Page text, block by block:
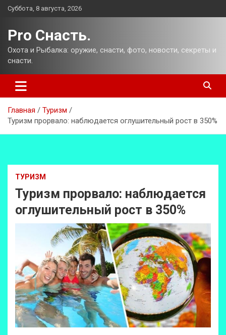
Перейти
Суббота, 8 августа, 2026
Pro Снасть.
Охота и Рыбалка: оружие, снасти, фото, новости, секреты и
снасти.
Главная
Туризм
Туризм прорвало: наблюдается оглушительный рост в 350%
ТУРИЗМ
Туризм прорвало: наблюдается
оглушительный рост в 350%